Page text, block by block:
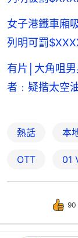
女子港鐵車廂
列明可罰
有片│大角咀
者﹕疑揩太空
熱話 本
OTT 01‌
90